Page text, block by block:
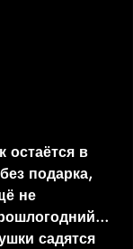
остаётся в
подарка,
не
садятся